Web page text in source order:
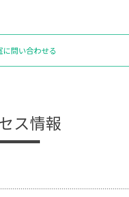
に問い合わせる
ス情報